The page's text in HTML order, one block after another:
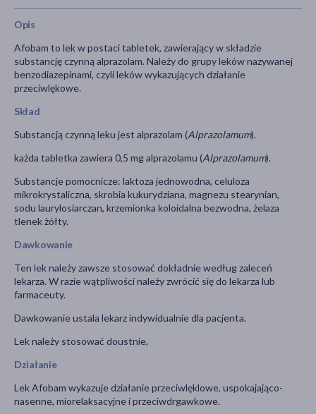
Opis
Afobam to lek w postaci tabletek, zawierający w składzie
substancję czynną alprazolam. Należy do grupy leków nazywanej
benzodiazepinami, czyli leków wykazujących działanie
przeciwlękowe.
Skład
Substancją czynną leku jest alprazolam (Alprazolamum).
każda tabletka zawiera 0,5 mg alprazolamu (Alprazolamum).
Substancje pomocnicze: laktoza jednowodna, celuloza
mikrokrystaliczna, skrobia kukurydziana, magnezu stearynian,
sodu laurylosiarczan, krzemionka koloidalna bezwodna, żelaza
tlenek żółty.
Dawkowanie
Ten lek należy zawsze stosować dokładnie według zaleceń
lekarza. W razie wątpliwości należy zwrócić się do lekarza lub
farmaceuty.
Dawkowanie ustala lekarz indywidualnie dla pacjenta.
Lek należy stosować doustnie,
Działanie
Lek Afobam wykazuje działanie przeciwlęklowe, uspokajająco-
nasenne, miorelaksacyjne i przeciwdrgawkowe.